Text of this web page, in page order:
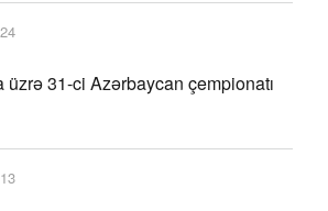
31-ci Azərbaycan çempionatı